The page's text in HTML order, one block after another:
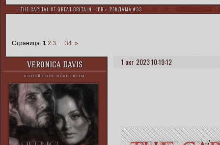
» THE CAPITAL OF GREAT BRITAIN »PR » РЕКЛАМА #33
Страница: 1 2 3 34 »
1 окт 2023 10:19:12
Veronica Davis
ВТОРОЙ ШАНС НУЖЕН ВСЕМ